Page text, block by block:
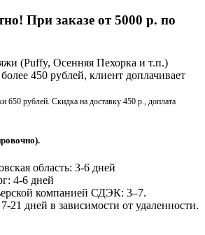
При заказе от 5000 р. по
(Puffy, Осенняя Пехорка и т.п.)
450 рублей, клиент доплачивает
650 рублей. Скидка на доставку 450 р., доплата
область: 3-6 дней
4-6 дней
компанией СДЭК: 3–7.
21 дней в зависимости от удаленности.